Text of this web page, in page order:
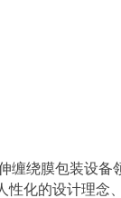
缠绕膜包装设
性化的设计理念